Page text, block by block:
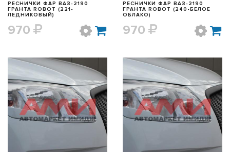
РЕСНИЧКИ ФАР ВАЗ-2190
ГРАНТА ROBOT (221-
ЛЕДНИКОВЫЙ)
970
РЕСНИЧКИ ФАР ВАЗ-2190
ГРАНТА ROBOT (240-БЕЛОЕ
ОБЛАКО)
970
БЫСТРЫЙ ПРОСМОТР БЫСТРЫЙ ПРОСМОТР